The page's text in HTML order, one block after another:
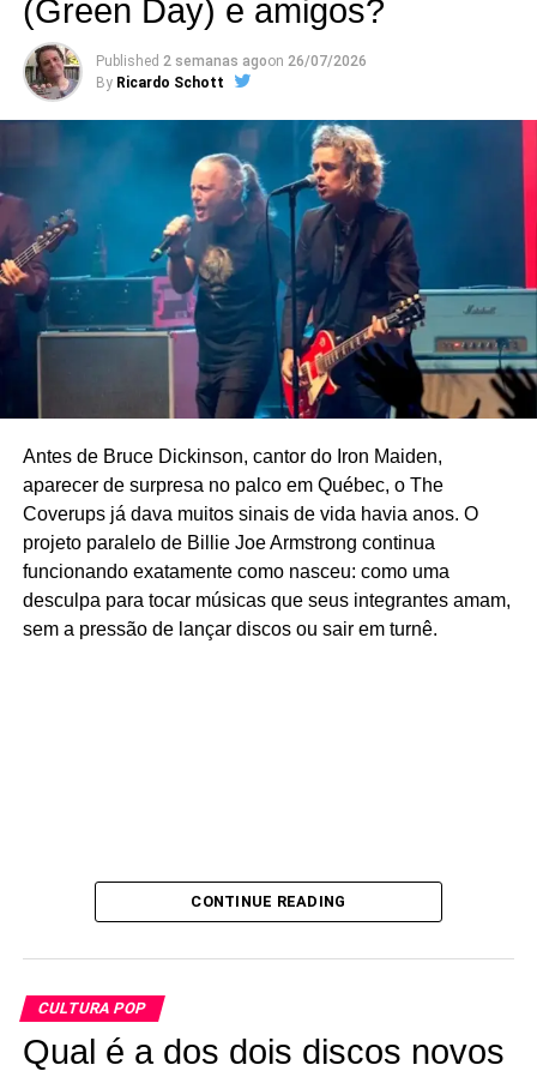
Uma das músicas que viraram prato do dia a respeito de
mensagens secretas foi – acredite – um tema
instrumental:When electricity came to Arkansas, dos ex-
cadeeiros hard rockers do Black Oak Arkansas. Havia
quem escutasse nessa música aí a frase: “Satanás
Satanás Satanás, ele é Deus, ele é Deus, ele é Deus”
(ouve aí e conta pra gente onde aparece).
por 1983, uma espécie de “bancada da Bíblia” disposta a
aprovar uma lei exigindo que todos os discos contendo
(Green Day) e amigos?
Published 2 semanas agoon 26/07/2026
By Ricardo Schott
Antes de Bruce Dickinson, cantor do Iron Maiden,
aparecer de surpresa no palco em Québec, o The
Coverups já dava muitos sinais de vida havia anos. O
projeto paralelo de Billie Joe Armstrong continua
funcionando exatamente como nasceu: como uma
desculpa para tocar músicas que seus integrantes amam,
sem a pressão de lançar discos ou sair em turnê.
CONTINUE READING
CULTURA POP
Qual é a dos dois discos novos